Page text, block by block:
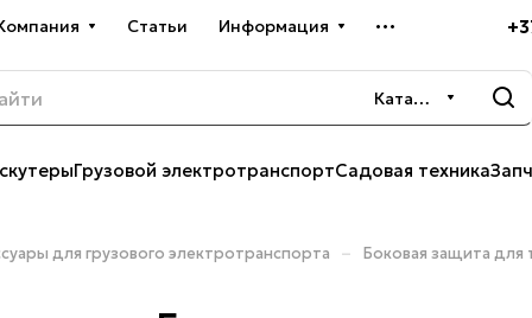
Статьи Информация
Каталог
Грузовой электротранспортСадовая техника
для грузового электротранспорта – Боковая защита для